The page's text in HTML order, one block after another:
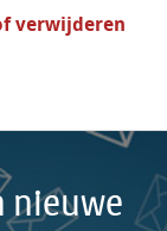
verwijderen
nieuwe